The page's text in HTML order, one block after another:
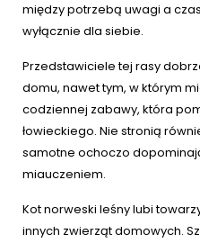
między potrzebą uwagi a
wyłącznie dla siebie.
Przedstawiciele tej rasy
domu, nawet tym, w którym
codziennej zabawy, która
łowieckiego. Nie stronią
samotne ochoczo
miauczeniem.
Kot norweski leśny lubi
innych zwierząt domowych.